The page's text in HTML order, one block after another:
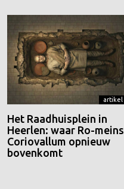
artikel
Het Raadhuisplein in
Heerlen: waar Ro-meins
Coriovallum opnieuw
bovenkomt